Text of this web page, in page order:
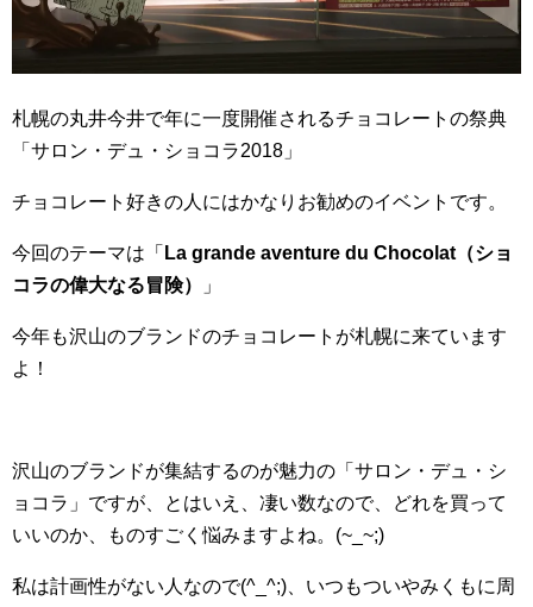
札幌の丸井今井で年に一度開催されるチョコレートの祭典
「サロン・デュ・ショコラ2018」
チョコレート好きの人にはかなりお勧めのイベントです。
今回のテーマは「 La grande aventure du Chocolat（ショ
コラの偉大なる冒険）
」
今年も沢山のブランドのチョコレートが札幌に来ています
よ！
沢山のブランドが集結するのが魅力の「サロン・デュ・シ
ョコラ」ですが、とはいえ、凄い数なので、どれを買って
いいのか、ものすごく悩みますよね。(~_~;)
私は計画性がない人なので(^_^;)、いつもついやみくもに周